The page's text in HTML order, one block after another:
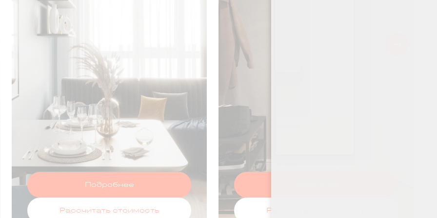
Подробнее
Рассчитать стоимость Рассчитать стоимость
ЗА 75 ДНЕЙ
Оставить заявку
и принимаю условия политики конфиденциальности